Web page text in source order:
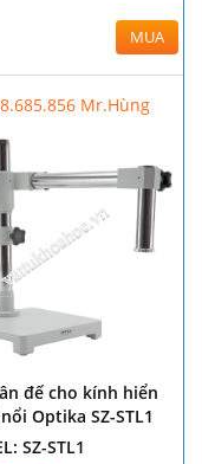
MUA
Mr.Hùng
đế cho kính hiển
Optika SZ-STL1
SZ-STL1